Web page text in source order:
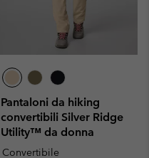
Pantaloni da hiking
convertibili Silver Ridge
Utility™ da donna
Convertibile